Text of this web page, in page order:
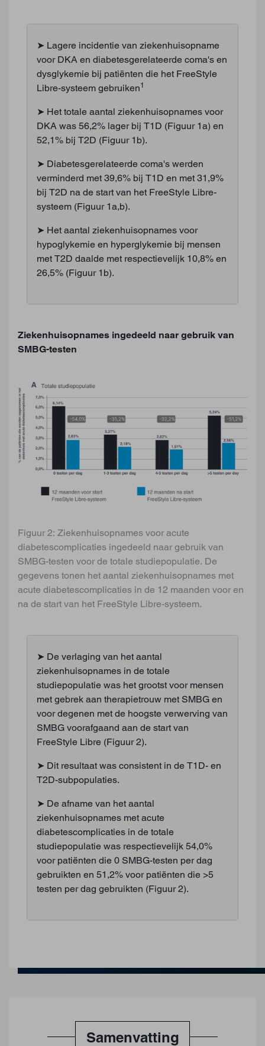
➤ Lagere incidentie van ziekenhuisopname
voor DKA en diabetesgerelateerde coma's en
dysglykemie bij patiënten die het FreeStyle
Libre-systeem gebruiken1
➤ Het totale aantal ziekenhuisopnames voor
DKA was 56,2% lager bij T1D (Figuur 1a) en
52,1% bij T2D (Figuur 1b).
➤ Diabetesgerelateerde coma's werden
verminderd met 39,6% bij T1D en met 31,9%
bij T2D na de start van het FreeStyle Libre-
systeem (Figuur 1a,b).
➤ Het aantal ziekenhuisopnames voor
hypoglykemie en hyperglykemie bij mensen
met T2D daalde met respectievelijk 10,8% en
26,5% (Figuur 1b).
Ziekenhuisopnames ingedeeld naar gebruik van
SMBG-testen
Figuur 2: Ziekenhuisopnames voor acute
diabetescomplicaties ingedeeld naar gebruik van
SMBG-testen voor de totale studiepopulatie. De
gegevens tonen het aantal ziekenhuisopnames met
acute diabetescomplicaties in de 12 maanden voor en
na de start van het FreeStyle Libre-systeem.
➤ De verlaging van het aantal
ziekenhuisopnames in de totale
studiepopulatie was het grootst voor mensen
met gebrek aan therapietrouw met SMBG en
voor degenen met de hoogste verwerving van
SMBG voorafgaand aan de start van
FreeStyle Libre (Figuur 2).
➤ Dit resultaat was consistent in de T1D- en
T2D-subpopulaties.
➤ De afname van het aantal
ziekenhuisopnames met acute
diabetescomplicaties in de totale
studiepopulatie was respectievelijk 54,0%
voor patiënten die 0 SMBG-testen per dag
gebruikten en 51,2% voor patiënten die >5
testen per dag gebruikten (Figuur 2).
Samenvatting